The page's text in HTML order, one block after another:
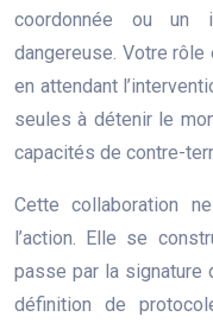
coordonnée ou un
dangereuse. Votre
en attendant
seules à détenir le
capacités de contre-
Cette collaboration
l’action. Elle se
passe par la signature
définition de